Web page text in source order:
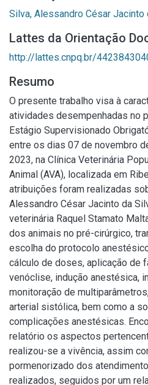
Silva, Alessandro César Jacinto
Lattes da Orientação
http://lattes.cnpq.br/
Resumo
O presente trabalho visa à
atividades desempenhadas no
Estágio Supervisionado
entre os dias 07 de novembro
2023, na Clínica Veterinária
Animal (AVA), localizada em
atribuições foram realizadas
Alessandro César Jacinto da
veterinária Raquel Stamato
dos animais no pré-cirúrgico,
escolha do protocolo
cálculo de doses, aplicação de
venóclise, indução anestésica,
monitoração de
arterial sistólica, bem como a
complicações anestésicas.
relatório os aspectos
realizou-se a vivência, assim
pormenorizado dos
realizados, seguidos por um